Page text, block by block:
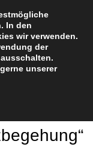
In den
wir verwenden.
der
unserer